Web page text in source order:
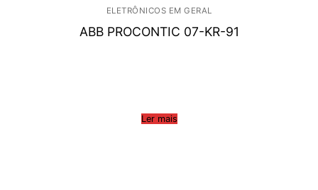
ELETRÔNICOS EM GERAL
ABB PROCONTIC 07-KR-91
Ler mais